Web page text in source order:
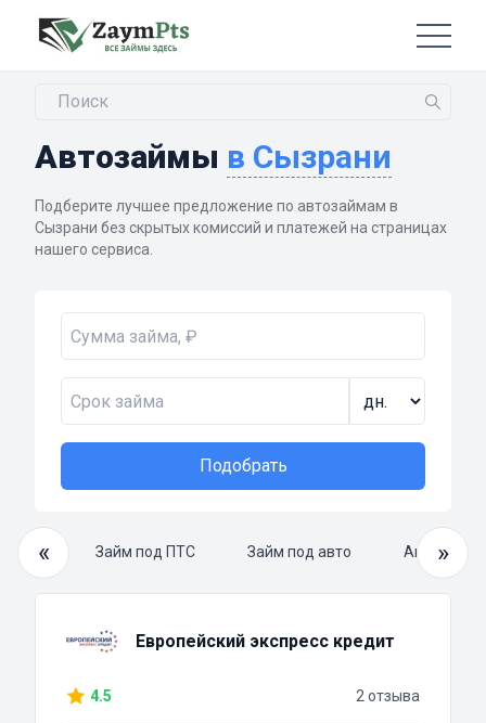
Автозаймы в Сызрани
Подберите лучшее предложение по автозаймам в
Сызрани без скрытых комиссий и платежей на страницах
нашего сервиса.
Подобрать
«
займ Займ под ПТС Займ под авто »
Европейский экспресс кредит
4.5 2 отзыва